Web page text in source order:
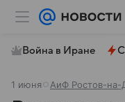
Война в Иране
1 июня АиФ Ростов-на-